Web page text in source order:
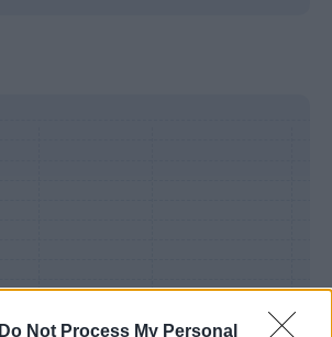
Do Not Process My Personal